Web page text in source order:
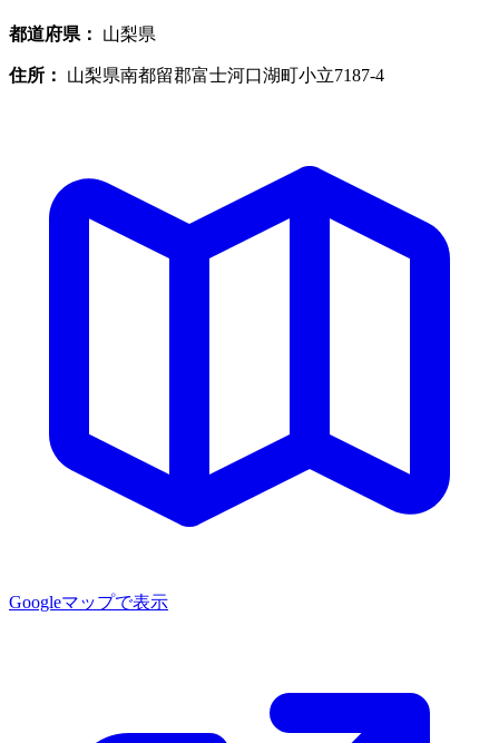
都道府県： 山梨県
住所： 山梨県南都留郡富士河口湖町小立7187-4
Googleマップで表示